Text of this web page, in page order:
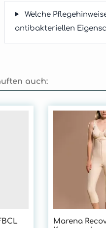
Welche
antibakteriellen
auch:
Marena